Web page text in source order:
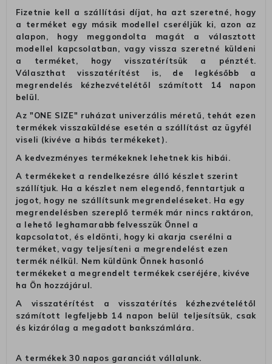
Fizetnie kell a szállítási díjat, ha azt szeretné, hogy
a terméket egy másik modellel cseréljük ki, azon az
alapon, hogy meggondolta magát a választott
modellel kapcsolatban, vagy vissza szeretné küldeni
a terméket, hogy visszatérítsük a pénztét.
Választhat visszatérítést is, de legkésőbb a
megrendelés kézhezvételétől számított 14 napon
belül.
Az "ONE SIZE" ruházat univerzális méretű, tehát ezen
termékek visszaküldése esetén a szállítást az ügyfél
viseli (kivéve a hibás termékeket).
A kedvezményes termékeknek lehetnek kis hibái.
A termékeket a rendelkezésre álló készlet szerint
szállítjuk. Ha a készlet nem elegendő, fenntartjuk a
jogot, hogy ne szállítsunk megrendeléseket. Ha egy
megrendelésben szereplő termék már nincs raktáron,
a lehető leghamarabb felvesszük Önnel a
kapcsolatot, és eldönti, hogy ki akarja cserélni a
terméket, vagy teljesíteni a megrendelést ezen
termék nélkül. Nem küldünk Önnek hasonló
termékeket a megrendelt termékek cseréjére, kivéve
ha Ön hozzájárul.
A visszatérítést a visszatérítés kézhezvételétől
számított legfeljebb 14 napon belül teljesítsük, csak
és kizárólag a megadott bankszámlára.
A termékek 30 napos garanciát vállalunk.